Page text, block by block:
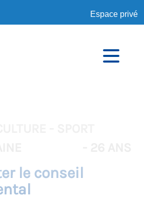
Espace privé
le conseil